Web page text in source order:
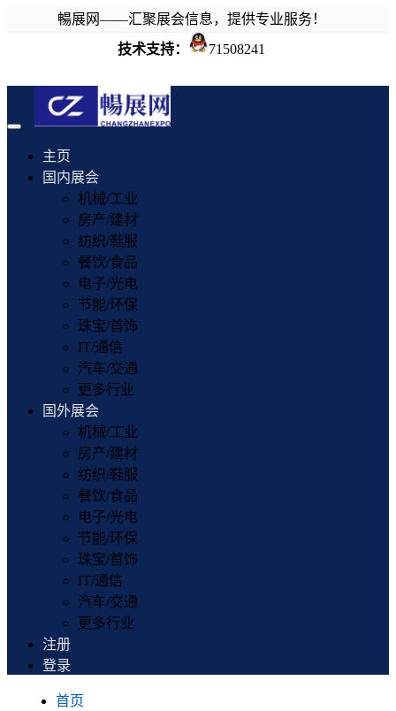
暢展网——汇聚展会信息，提供专业服务！
技术支持：
71508241
Toggle
navigation
主页
国内展会
机械/工业
房产/建材
纺织/鞋服
餐饮/食品
电子/光电
节能/环保
珠宝/首饰
IT/通信
汽车/交通
更多行业
国外展会
机械/工业
房产/建材
纺织/鞋服
餐饮/食品
电子/光电
节能/环保
珠宝/首饰
IT/通信
汽车/交通
更多行业
注册
登录
首页